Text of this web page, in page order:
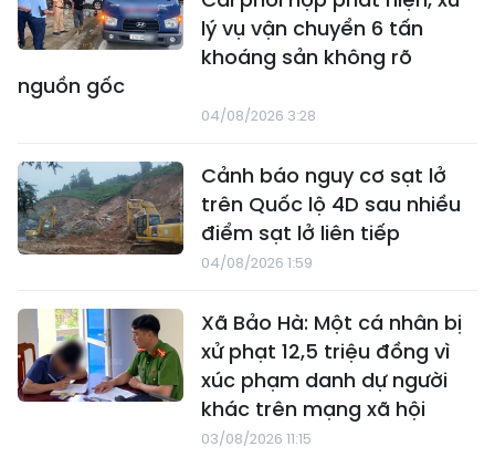
lý vụ vận chuyển 6 tấn
khoáng sản không rõ
nguồn gốc
04/08/2026 3:28
Cảnh báo nguy cơ sạt lở
trên Quốc lộ 4D sau nhiều
điểm sạt lở liên tiếp
04/08/2026 1:59
Xã Bảo Hà: Một cá nhân bị
xử phạt 12,5 triệu đồng vì
xúc phạm danh dự người
khác trên mạng xã hội
03/08/2026 11:15